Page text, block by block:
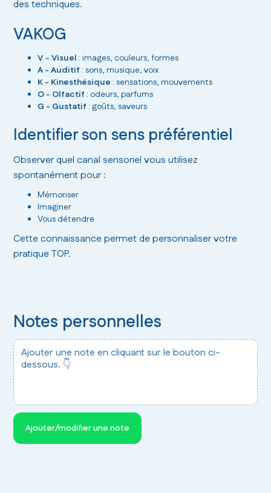
des techniques.
VAKOG
V - Visuel : images, couleurs, formes
A - Auditif : sons, musique, voix
K - Kinesthésique : sensations, mouvements
O - Olfactif : odeurs, parfums
G - Gustatif : goûts, saveurs
Identifier son sens préférentiel
Observer quel canal sensoriel vous utilisez
spontanément pour :
Mémoriser
Imaginer
Vous détendre
Cette connaissance permet de personnaliser votre
pratique TOP.
Notes personnelles
Ajouter une note en cliquant sur le bouton ci-
dessous. 👇
Ajouter/modifier une note